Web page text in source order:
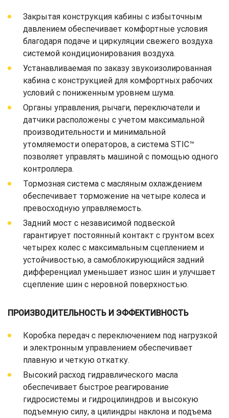
Закрытая конструкция кабины с избыточным
давлением обеспечивает комфортные условия
благодаря подаче и циркуляции свежего воздуха
системой кондиционирования воздуха.
Устанавливаемая по заказу звукоизолированная
кабина с конструкцией для комфортных рабочих
условий с пониженным уровнем шума.
Органы управления, рычаги, переключатели и
датчики расположены с учетом максимальной
производительности и минимальной
утомляемости операторов, а система STIC™
позволяет управлять машиной с помощью одного
контроллера.
Тормозная система с масляным охлаждением
обеспечивает торможение на четыре колеса и
превосходную управляемость.
Задний мост с независимой подвеской
гарантирует постоянный контакт с грунтом всех
четырех колес с максимальным сцеплением и
устойчивостью, а самоблокирующийся задний
дифференциал уменьшает износ шин и улучшает
сцепление шин с неровной поверхностью.
ПРОИЗВОДИТЕЛЬНОСТЬ И ЭФФЕКТИВНОСТЬ
Коробка передач с переключением под нагрузкой
и электронным управлением обеспечивает
плавную и четкую откатку.
Высокий расход гидравлического масла
обеспечивает быстрое реагирование
гидросистемы и гидроцилиндров и высокую
подъемную силу, а цилиндры наклона и подъема